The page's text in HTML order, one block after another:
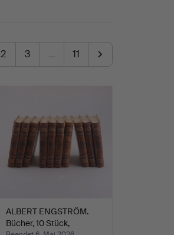
2 3 … 11
ALBERT ENGSTRÖM.
Bücher, 10 Stück,